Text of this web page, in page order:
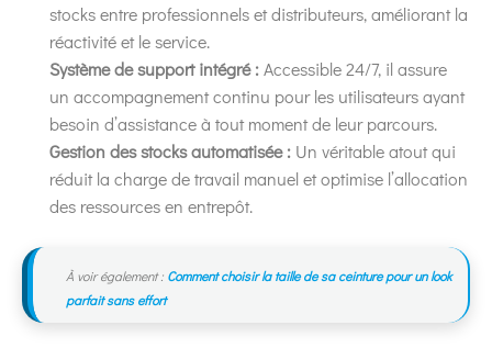
stocks entre professionnels et distributeurs, améliorant la
réactivité et le service.
Système de support intégré :Accessible 24/7, il assure
un accompagnement continu pour les utilisateurs ayant
besoin d’assistance à tout moment de leur parcours.
Gestion des stocks automatisée : Un véritable atout qui
réduit la charge de travail manuel et optimise l’allocation
des ressources en entrepôt.
À voir également : Comment choisir la taille de sa ceinture pour un look
parfait sans effort